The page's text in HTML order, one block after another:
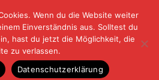
Fußball und der Rest
|DATENSCHUTZ
Uhr
Wenn du die Website weiter
Einverständnis aus. Solltest du
hast du jetzt die Möglichkeit, die
zu verlassen.
Datenschutzerklärung